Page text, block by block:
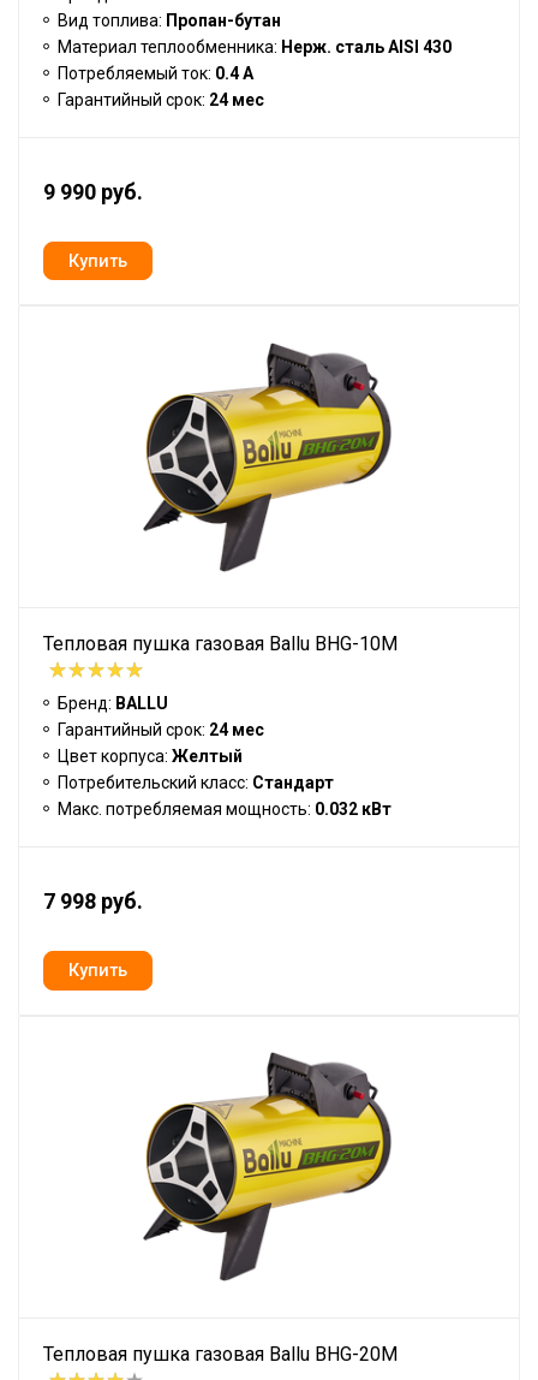
Вид топлива: Пропан-бутан
Материал теплообменника: Нерж. сталь AISI 430
Потребляемый ток: 0.4 А
Гарантийный срок: 24 мес
9 990 руб.
Тепловая пушка газовая Ballu BHG-10M
Бренд: BALLU
Гарантийный срок: 24 мес
Цвет корпуса: Желтый
Потребительский класс: Стандарт
Макс. потребляемая мощность: 0.032 кВт
7 998 руб.
Тепловая пушка газовая Ballu BHG-20M